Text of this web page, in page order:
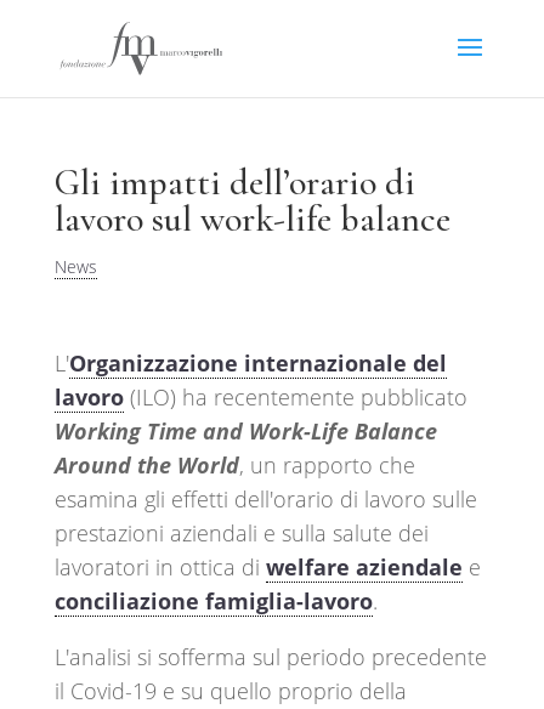
Gli impatti dell’orario di
lavoro sul work-life balance
News
L'Organizzazione internazionale del
lavoro(ILO) ha recentemente pubblicato
Working Time and Work-Life Balance
Around the World, un rapporto che
esamina gli effetti dell'orario di lavoro sulle
prestazioni aziendali e sulla salute dei
lavoratori in ottica di welfare aziendale e
conciliazione famiglia-lavoro.
L'analisi si sofferma sul periodo precedente
il Covid-19 e su quello proprio della